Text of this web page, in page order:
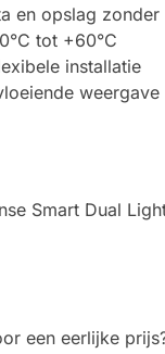
en opslag
tot +60°C
installatie
weergave
Smart Dual
een eerlijke